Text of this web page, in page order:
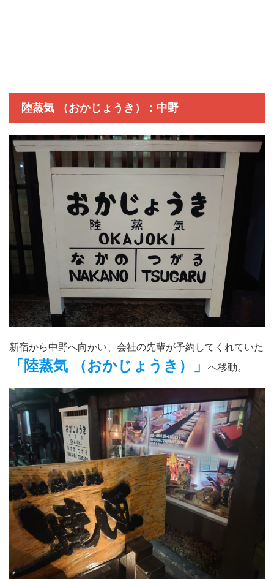
陸蒸気 （おかじょうき）：中野
新宿から中野へ向かい、会社の先輩が予約してくれていた
「陸蒸気 （おかじょうき）」 へ移動。